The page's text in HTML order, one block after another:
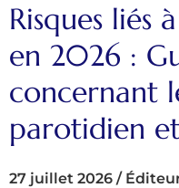
Risques liés
en 2026 :
concernant
parotidien
27 juillet 2026 /